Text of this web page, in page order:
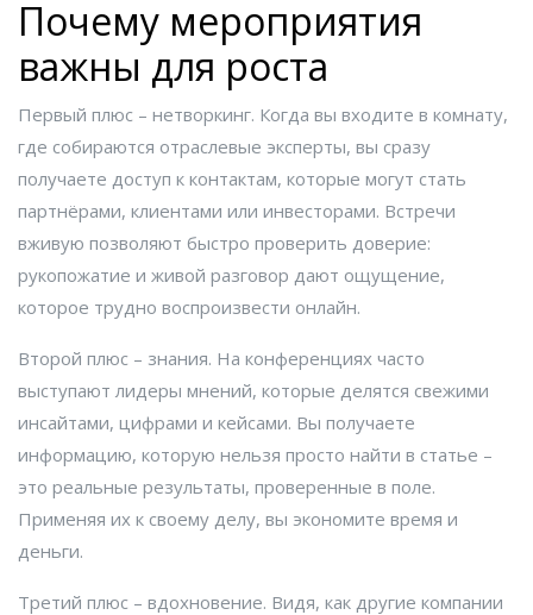
Почему мероприятия
важны для роста
Первый плюс – нетворкинг. Когда вы входите в комнату,
где собираются отраслевые эксперты, вы сразу
получаете доступ к контактам, которые могут стать
партнёрами, клиентами или инвесторами. Встречи
вживую позволяют быстро проверить доверие:
рукопожатие и живой разговор дают ощущение,
которое трудно воспроизвести онлайн.
Второй плюс – знания. На конференциях часто
выступают лидеры мнений, которые делятся свежими
инсайтами, цифрами и кейсами. Вы получаете
информацию, которую нельзя просто найти в статье –
это реальные результаты, проверенные в поле.
Применяя их к своему делу, вы экономите время и
деньги.
Третий плюс – вдохновение. Видя, как другие компании